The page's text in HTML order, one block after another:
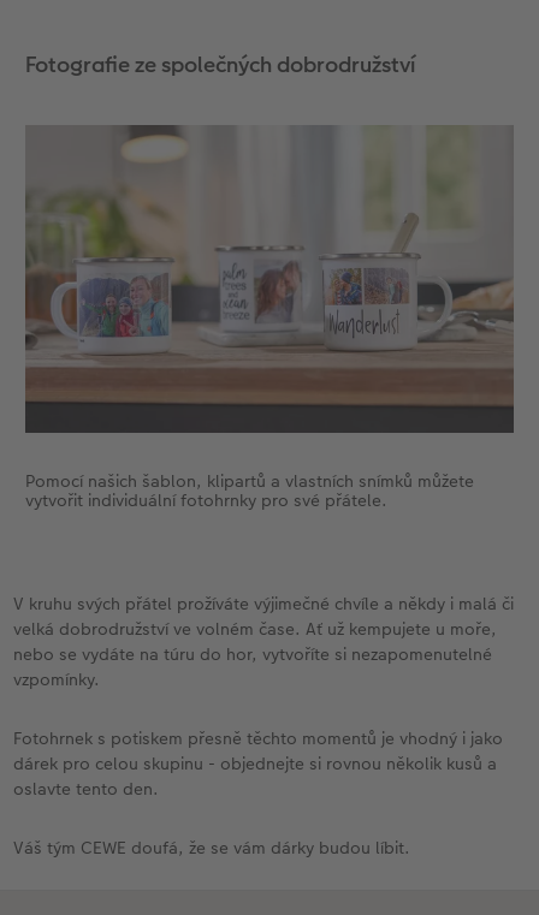
Fotografie ze společných dobrodružství
Pomocí našich šablon, klipartů a vlastních snímků můžete
vytvořit individuální fotohrnky pro své přátele.
V kruhu svých přátel prožíváte výjimečné chvíle a někdy i malá či
velká dobrodružství ve volném čase. Ať už kempujete u moře,
nebo se vydáte na túru do hor, vytvoříte si nezapomenutelné
vzpomínky.
Fotohrnek s potiskem přesně těchto momentů je vhodný i jako
dárek pro celou skupinu - objednejte si rovnou několik kusů a
oslavte tento den.
Váš tým CEWE doufá, že se vám dárky budou líbit.